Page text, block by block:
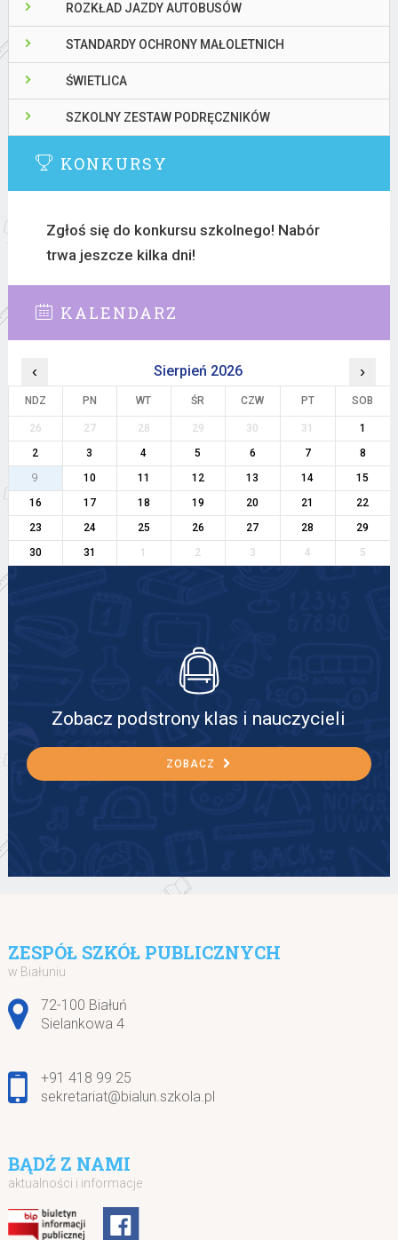
ROZKŁAD JAZDY AUTOBUSÓW
STANDARDY OCHRONY MAŁOLETNICH
ŚWIETLICA
SZKOLNY ZESTAW PODRĘCZNIKÓW
KONKURSY
Zgłoś się do konkursu szkolnego! Nabór
trwa jeszcze kilka dni!
KALENDARZ
‹ Sierpień 2026 ›
NDZ PN WT ŚR CZW PT SOB
26 27 28 29 30 31
1
2
3 4 5 6 7
8
9
10 11 12 13 14
15
16
17 18 19 20 21
22
23
24 25 26 27 28
29
30
31 1 2 3 4 5
Zobacz podstrony klas i nauczycieli
ZOBACZ
ZESPÓŁ SZKÓŁ PUBLICZNYCH
w Białuniu
Adres pocztowy:
72-100 Białuń
Sielankowa 4
+91 418 99 25
sekretariat@bialun.szkola.pl
BĄDŹ Z NAMI
aktualności i informacje